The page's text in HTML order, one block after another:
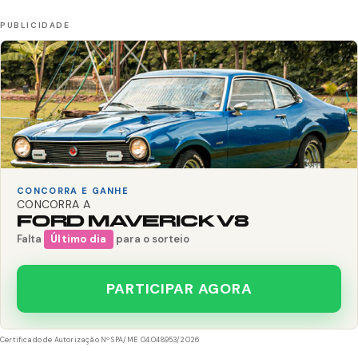
CONCORRA E GANHE
CONCORRA A
FORD MAVERICK V8
Falta Último dia para o sorteio
PARTICIPAR AGORA
Certificado de Autorização Nº SPA/ME 04.048953/2026